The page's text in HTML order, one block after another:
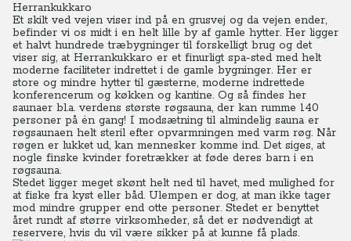
Herrankukkaro
Et skilt ved vejen viser ind på en grusvej og da vejen ender,
befinder vi os midt i en helt lille by af gamle hytter. Her ligger
et halvt hundrede træbygninger til forskelligt brug og det
viser sig, at Herrankukkaro er et finurligt spa-sted med helt
moderne faciliteter indrettet i de gamle bygninger. Her er
store og mindre hytter til gæsterne, moderne indrettede
konferencerum og køkken og kantine. Og så findes her
saunaer bl.a. verdens største røgsauna, der kan rumme 140
personer på én gang! I modsætning til almindelig sauna er
røgsaunaen helt steril efter opvarmningen med varm røg. Når
røgen er lukket ud, kan mennesker komme ind. Det siges, at
nogle finske kvinder foretrækker at føde deres barn i en
røgsauna.
Stedet ligger meget skønt helt ned til havet, med mulighed for
at fiske fra kyst eller båd. Ulempen er dog, at man ikke tager
mod mindre grupper end otte personer. Stedet er benyttet
året rundt af større virksomheder, så det er nødvendigt at
reservere, hvis du vil være sikker på at kunne få plads.